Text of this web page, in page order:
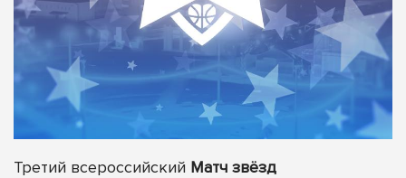
Третий всероссийский Матч звёзд